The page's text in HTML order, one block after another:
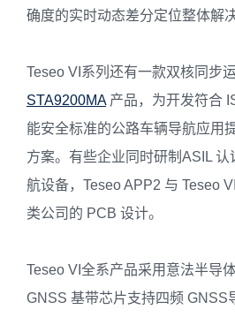
确度的实时动态差分定位整体解
Teseo VI系列还有一款双核同步
STA9200MA产品，为开发符合
能安全标准的公路车辆导航应用
方案。有些企业同时研制ASIL
航设备，Teseo APP2 与 Teseo
类公司的 PCB 设计。
Teseo VI全系产品采用意法半导
GNSS 基带芯片支持四频 GNSS